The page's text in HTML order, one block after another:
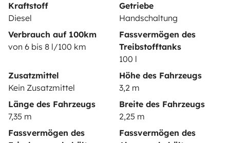
Kraftstoff
Diesel
Getriebe
Handschaltung
Verbrauch auf 100km
von 6 bis 8 l/100 km
Fassvermögen des
Treibstofftanks
100 l
Zusatzmittel
Kein Zusatzmittel
Höhe des Fahrzeugs
3,2 m
Länge des Fahrzeugs
7,35 m
Breite des Fahrzeugs
2,25 m
Fassvermögen des
Fassvermögen des
Sichere Zahlungsweisen Ratenzahlung
Herunterladen im
Verfügbar auf
Kontakt Offene Stellen
Datenschutz
Cookies